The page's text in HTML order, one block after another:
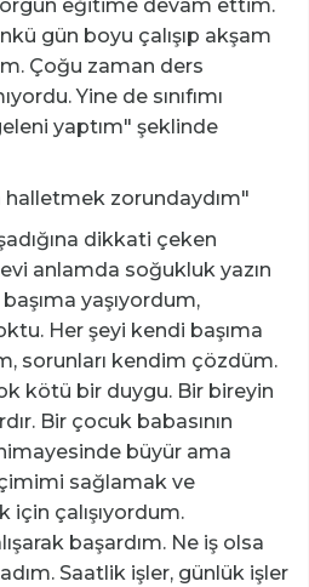
örgün eğitime devam ettim.
gün boyu çalışıp akşam
Çoğu zaman ders
Yine de sınıfımı
yaptım" şeklinde
halletmek zorundaydım"
dikkati çeken
anlamda soğukluk yazın
yaşıyordum,
Her şeyi kendi başıma
sorunları kendim çözdüm.
kötü bir duygu. Bir bireyin
Bir çocuk babasının
büyür ama
sağlamak ve
için çalışıyordum.
başardım. Ne iş olsa
Saatlik işler, günlük işler